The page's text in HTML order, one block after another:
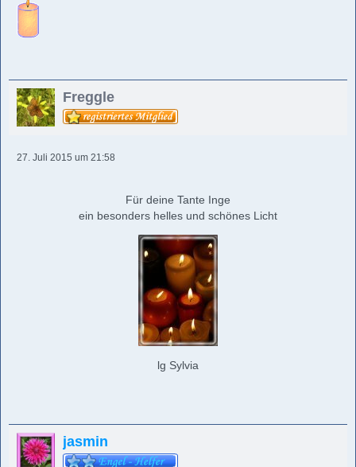
Freggle
27. Juli 2015 um 21:58
Für deine Tante Inge
ein besonders helles und schönes Licht
lg Sylvia
jasmin